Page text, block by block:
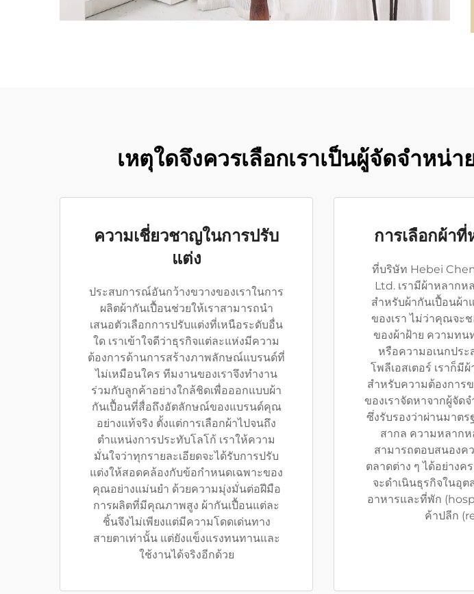
เหตุใดจึงควรเลือกเราเป็นผู้จัดจำห
ความเชี่ยวชาญในการปรับ
แต่ง
ประสบการณ์อันกว้างขวางของเราในการ
ผลิตผ้ากันเปื้อนช่วยให้เราสามารถนำ
เสนอตัวเลือกการปรับแต่งที่เหนือระดับอื่น
ใด เราเข้าใจดีว่าธุรกิจแต่ละแห่งมีความ
ต้องการด้านการสร้างภาพลักษณ์แบรนด์ที่
ไม่เหมือนใคร ทีมงานของเราจึงทำงาน
ร่วมกับลูกค้าอย่างใกล้ชิดเพื่อออกแบบผ้า
กันเปื้อนที่สื่อถึงอัตลักษณ์ของแบรนด์คุณ
อย่างแท้จริง ตั้งแต่การเลือกผ้าไปจนถึง
ตำแหน่งการประทับโลโก้ เราให้ความ
มั่นใจว่าทุกรายละเอียดจะได้รับการปรับ
แต่งให้สอดคล้องกับข้อกำหนดเฉพาะของ
คุณอย่างแม่นยำ ด้วยความมุ่งมั่นต่อฝีมือ
การผลิตที่มีคุณภาพสูง ผ้ากันเปื้อนแต่ละ
ชิ้นจึงไม่เพียงแต่มีความโดดเด่นทาง
สายตาเท่านั้น แต่ยังแข็งแรงทนทานและ
ใช้งานได้จริงอีกด้วย
การเลือกผ้า
ที่บริษัท Hebei
Ltd. เรามีผ้าหลากห
สำหรับผ้ากันเปื้อนผ้
ของเรา ไม่ว่าคุณจะ
ของผ้าฝ้าย ความทน
หรือความอเนกประ
โพลีเอสเตอร์ เราก็มี
สำหรับความต้องการ
ของเราจัดหาจากผู้จัด
ซึ่งรับรองว่าผ่านมาต
สากล ความหลากห
สามารถตอบสนองค
ตลาดต่าง ๆ ได้อย่าง
จะดำเนินธุรกิจในอุ
อาหารและที่พัก
ค้าปลีก